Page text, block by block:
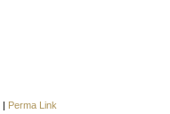
| Perma Link